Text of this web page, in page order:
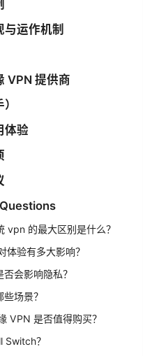
运作机制
VPN 提供商
体验
vpn 的最大区别是什么？
体验有多大影响？
会影响隐私？
场景？
VPN 是否值得购买？
Switch？